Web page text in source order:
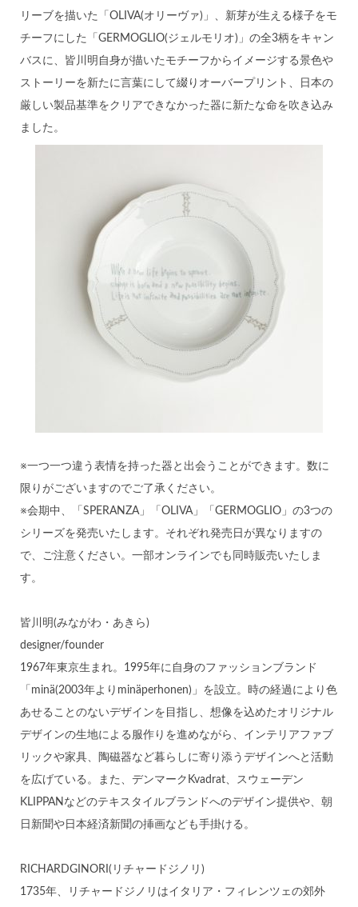
リーブを描いた「OLIVA(オリーヴァ)」、新芽が生える様子をモ
チーフにした「GERMOGLIO(ジェルモリオ)」の全3柄をキャン
バスに、皆川明自身が描いたモチーフからイメージする景色や
ストーリーを新たに言葉にして綴りオーバープリント、日本の
厳しい製品基準をクリアできなかった器に新たな命を吹き込み
ました。
※一つ一つ違う表情を持った器と出会うことができます。数に
限りがございますのでご了承ください。
※会期中、「SPERANZA」「OLIVA」「GERMOGLIO」の3つの
シリーズを発売いたします。それぞれ発売日が異なりますの
で、ご注意ください。一部オンラインでも同時販売いたしま
す。
皆川明(みながわ・あきら)
designer/founder
1967年東京生まれ。1995年に自身のファッションブランド
「minä(2003年よりminäperhonen)」を設立。時の経過により色
あせることのないデザインを目指し、想像を込めたオリジナル
デザインの生地による服作りを進めながら、インテリアファブ
リックや家具、陶磁器など暮らしに寄り添うデザインへと活動
を広げている。また、デンマークKvadrat、スウェーデン
KLIPPANなどのテキスタイルブランドへのデザイン提供や、朝
日新聞や日本経済新聞の挿画なども手掛ける。
RICHARDGINORI(リチャードジノリ)
1735年、リチャードジノリはイタリア・フィレンツェの郊外